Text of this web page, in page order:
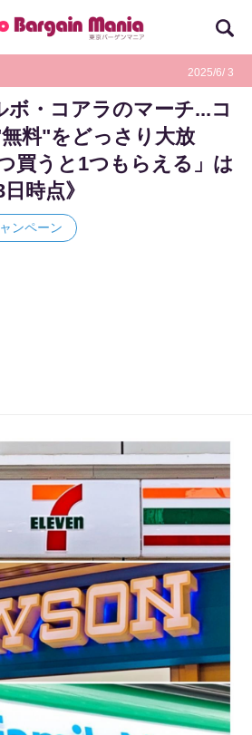
2025/6/ 3
ボ・コアラのマーチ...コ
料"をどっさり大放
買うと1つもらえる」は
時点》
ンペーン